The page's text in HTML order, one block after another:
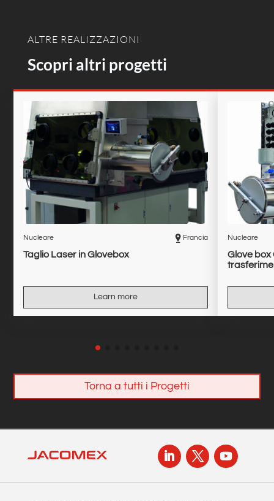
ALTRE REALIZZAZIONI
Scopri altri progetti
Nucleare Francia
Taglio Laser in Glovebox
Learn more
Nucleare
Glove box
Torna a tutti i Progetti